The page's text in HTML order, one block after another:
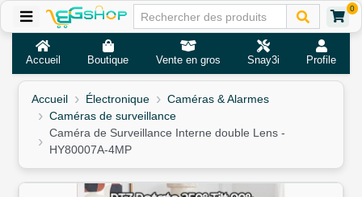
0
Accueil Boutique Vente en gros Snay3i Profile
Accueil Électronique
Caméras & Alarmes
Caméras de surveillance
Caméra de Surveillance Interne double Lens -
HY80007A-4MP